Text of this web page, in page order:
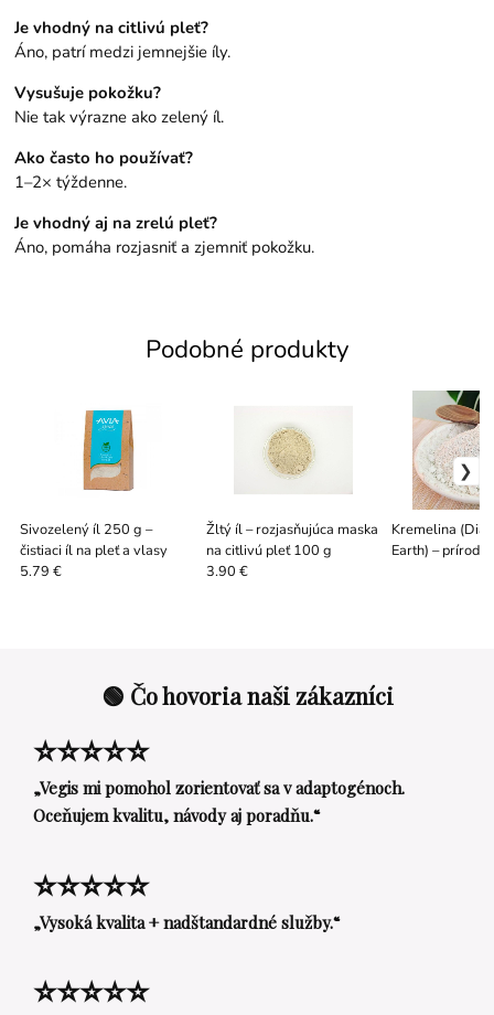
Je vhodný na citlivú pleť?
Áno, patrí medzi jemnejšie íly.
Vysušuje pokožku?
Nie tak výrazne ako zelený íl.
Ako často ho používať?
1–2× týždenne.
Je vhodný aj na zrelú pleť?
Áno, pomáha rozjasniť a zjemniť pokožku.
Podobné produkty
Sivozelený íl 250 g –
čistiaci íl na pleť a vlasy
5.79 €
Žltý íl – rozjasňujúca maska
na citlivú pleť 100 g
3.90 €
Kremelina
Earth) –
🟢 Čo hovoria naši zákazníci
⭐⭐⭐⭐⭐
„Vegis mi pomohol zorientovať sa v adaptogénoch.
Oceňujem kvalitu, návody aj poradňu.“
⭐⭐⭐⭐⭐
„Vysoká kvalita + nadštandardné služby.“
⭐⭐⭐⭐⭐